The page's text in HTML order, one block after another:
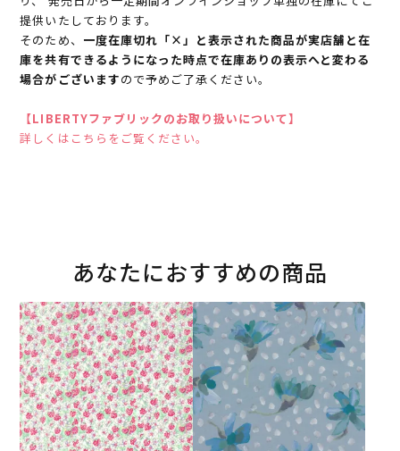
提供いたしております。
そのため、 一度在庫切れ「×」と表示された商品が実店舗と在
庫を共有できるようになった時点で在庫ありの表示へと変わる
場合がございますので予めご了承ください。
【LIBERTYファブリックのお取り扱いについて】
詳しくはこちらをご覧ください。
あなたにおすすめの商品